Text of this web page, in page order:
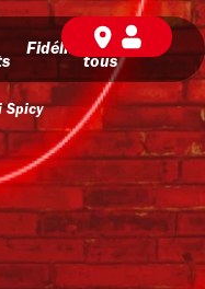
Fidélité
BD pour
tous
Spicy